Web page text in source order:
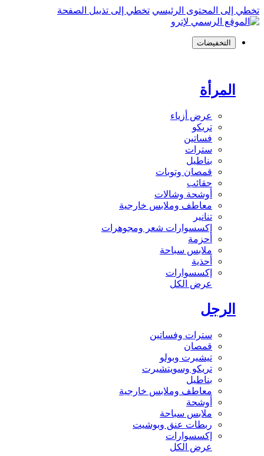
تخطي إلى المحتوى الرئيسي تخطي إلى تذييل الصفحة
التخفيضات
المرأة
عرض أزياء
تريكو
فساتين
سترات
بناطيل
قمصان وتوبات
حقائب
أوشحة وشالات
معاطف وملابس خارجية
تنانير
إكسسوارات شعر ومجوهرات
أحزمة
ملابس سباحة
أحذية
إكسسوارات
عرض الكل
الرجل
سترات وفساتين
قمصان
تيشيرت وبولو
تريكو وسويتشيرت
بناطيل
معاطف وملابس خارجية
أوشحة
ملابس سباحة
ربطات عنق وبوشيت
إكسسوارات
عرض الكل